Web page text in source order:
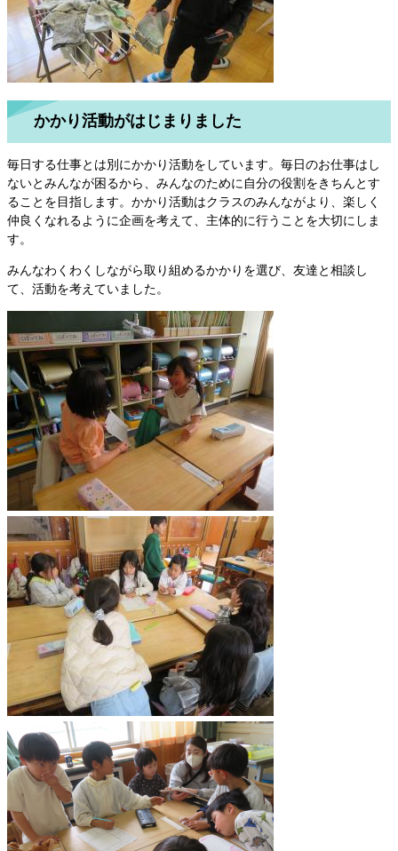
かかり活動がはじまりました
毎日する仕事とは別にかかり活動をしています。毎日のお仕事はし
ないとみんなが困るから、みんなのために自分の役割をきちんとす
ることを目指します。かかり活動はクラスのみんながより、楽しく
仲良くなれるように企画を考えて、主体的に行うことを大切にしま
す。
みんなわくわくしながら取り組めるかかりを選び、友達と相談し
て、活動を考えていました。